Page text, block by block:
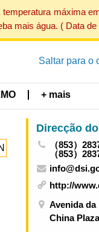
máxima
mais água. ( Data
Saltar para o
+ mais
（853）
（853）
http://
Avenida da
China